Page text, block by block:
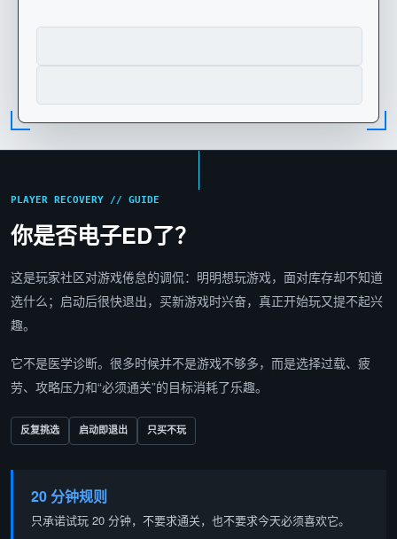
PLAYER RECOVERY // GUIDE
你是否电子ED了？
这是玩家社区对游戏倦怠的调侃：明明想玩游戏，面对库存却不知道
选什么；启动后很快退出，买新游戏时兴奋，真正开始玩又提不起兴
趣。
它不是医学诊断。很多时候并不是游戏不够多，而是选择过载、疲
劳、攻略压力和“必须通关”的目标消耗了乐趣。
反复挑选 启动即退出 只买不玩
20 分钟规则
只承诺试玩 20 分钟，不要求通关，也不要求今天必须喜欢它。